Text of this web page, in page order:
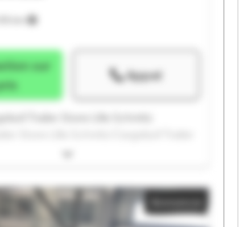
Appel
Trailer Store Lille Schmitz
Cargobull Trailer Store Lille
Store Lille Schmitz Cargobull Trailer
Cargobull Trailer Store Lille
Trailer Store Lille Schmitz
Annonce